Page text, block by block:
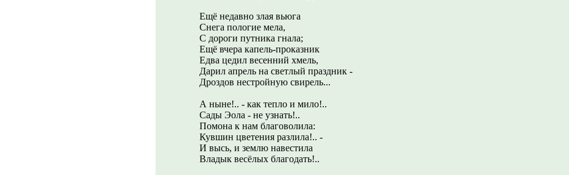
Ещё недавно злая вьюга
Снега пологие мела,
С дороги путника гнала;
Ещё вчера капель-проказник
Едва цедил весенний хмель,
Дарил апрель на светлый праздник -
Дроздов нестройную свирель...
А ныне!.. - как тепло и мило!..
Сады Эола - не узнать!..
Помона к нам благоволила:
Кувшин цветения разлила!.. -
И высь, и землю навестила
Владык весёлых благодать!..